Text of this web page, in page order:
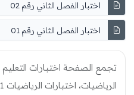
اختبار الفصل الثاني رقم 02
اختبار الفصل الثاني رقم 01
تجمع الصفحة اختبارات التعليم